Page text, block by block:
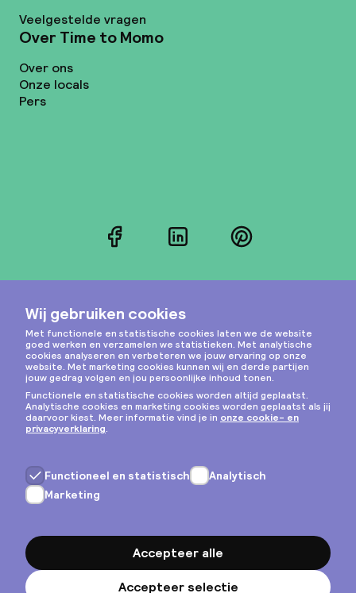
Veelgestelde vragen
Over Time to Momo
Over ons
Onze locals
Pers
FacebookLinkedInPinterest
Instagram
Privacy & cookies
Algemene voorwaarden